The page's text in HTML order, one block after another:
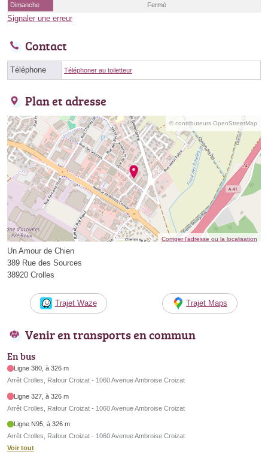
Dimanche
Fermé
Signaler une erreur
Contact
Téléphone Téléphoner au toiletteur
Plan et adresse
© contributeurs OpenStreetMap
Corriger l’adresse ou la localisation
Un Amour de Chien
389 Rue des Sources
38920 Crolles
Trajet Waze Trajet Maps
Venir en transports en commun
En bus
Ligne 380, à 326 m
Arrêt Crolles, Rafour Croizat - 1060 Avenue Ambroise Croizat
Ligne 327, à 326 m
Arrêt Crolles, Rafour Croizat - 1060 Avenue Ambroise Croizat
Ligne N95, à 326 m
Arrêt Crolles, Rafour Croizat - 1060 Avenue Ambroise Croizat
Voir tout